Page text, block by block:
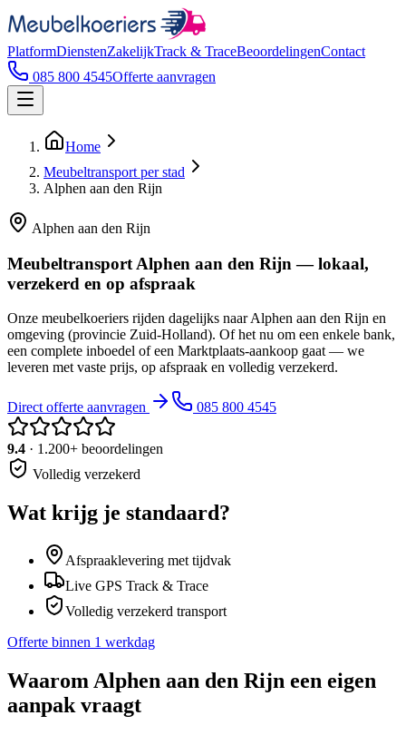
PlatformDienstenZakelijkTrack & TraceBeoordelingenContact
085 800 4545Offerte aanvragen
Home
Meubeltransport per stad
Alphen aan den Rijn
Alphen aan den Rijn
Meubeltransport Alphen aan den Rijn — lokaal,
verzekerd en op afspraak
Onze meubelkoeriers rijden dagelijks naar Alphen aan den Rijn en
omgeving (provincie Zuid-Holland). Of het nu om een enkele bank,
een complete inboedel of een Marktplaats-aankoop gaat — we
leveren met vaste prijs, op afspraak en volledig verzekerd.
Direct offerte aanvragen 085 800 4545
9.4 · 1.200+ beoordelingen
Volledig verzekerd
Wat krijg je standaard?
Afspraaklevering met tijdvak
Live GPS Track & Trace
Volledig verzekerd transport
Offerte binnen 1 werkdag
Waarom Alphen aan den Rijn een eigen
aanpak vraagt